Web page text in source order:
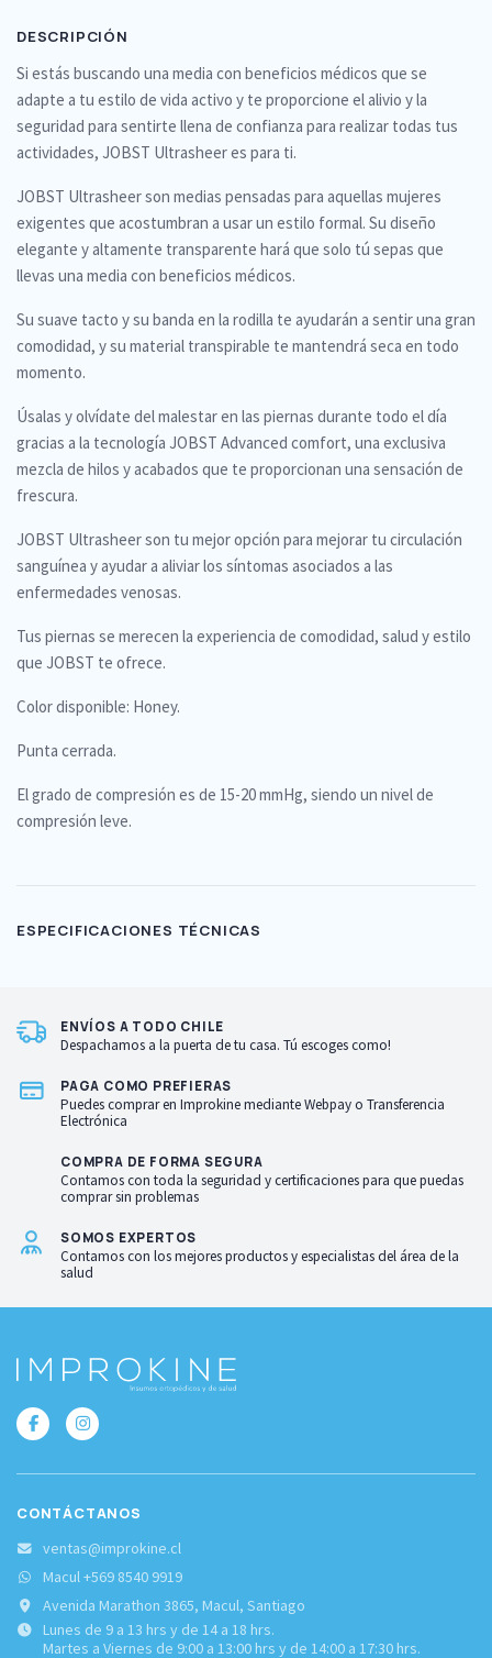
DESCRIPCIÓN
Si estás buscando una media con beneficios médicos que se
adapte a tu estilo de vida activo y te proporcione el alivio y la
seguridad para sentirte llena de confianza para realizar todas tus
actividades, JOBST Ultrasheer es para ti.
JOBST Ultrasheer son medias pensadas para aquellas mujeres
exigentes que acostumbran a usar un estilo formal. Su diseño
elegante y altamente transparente hará que solo tú sepas que
llevas una media con beneficios médicos.
Su suave tacto y su banda en la rodilla te ayudarán a sentir una gran
comodidad, y su material transpirable te mantendrá seca en todo
momento.
Úsalas y olvídate del malestar en las piernas durante todo el día
gracias a la tecnología JOBST Advanced comfort, una exclusiva
mezcla de hilos y acabados que te proporcionan una sensación de
frescura.
JOBST Ultrasheer son tu mejor opción para mejorar tu circulación
sanguínea y ayudar a aliviar los síntomas asociados a las
enfermedades venosas.
Tus piernas se merecen la experiencia de comodidad, salud y estilo
que JOBST te ofrece.
Color disponible: Honey.
Punta cerrada.
El grado de compresión es de 15-20 mmHg, siendo un nivel de
compresión leve.
ESPECIFICACIONES TÉCNICAS
ENVÍOS A TODO CHILE
Despachamos a la puerta de tu casa. Tú escoges como!
PAGA COMO PREFIERAS
Puedes comprar en Improkine mediante Webpay o Transferencia
Electrónica
COMPRA DE FORMA SEGURA
Contamos con toda la seguridad y certificaciones para que puedas
comprar sin problemas
SOMOS EXPERTOS
Contamos con los mejores productos y especialistas del área de la
salud
CONTÁCTANOS
ventas@improkine.cl
Macul +569 8540 9919
Avenida Marathon 3865, Macul, Santiago
Lunes de 9 a 13 hrs y de 14 a 18 hrs.
Martes a Viernes de 9:00 a 13:00 hrs y de 14:00 a 17:30 hrs.